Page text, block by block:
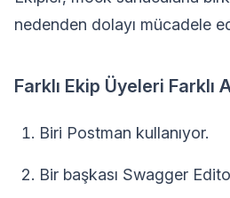
nedenden dolayı mücadele
Farklı Ekip Üyeleri Farklı
Biri Postman kullanıyor.
Bir başkası Swagger